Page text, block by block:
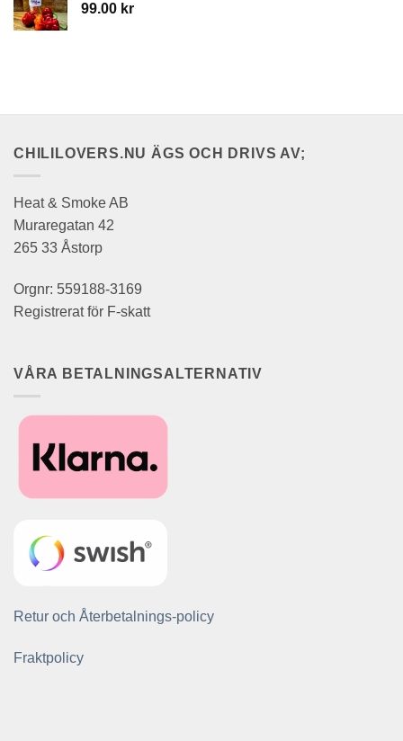
99.00 kr
CHILILOVERS.NU ÄGS OCH DRIVS AV;
Heat & Smoke AB
Muraregatan 42
265 33 Åstorp
Orgnr: 559188-3169
Registrerat för F-skatt
VÅRA BETALNINGSALTERNATIV
Retur och Återbetalnings-policy
Fraktpolicy